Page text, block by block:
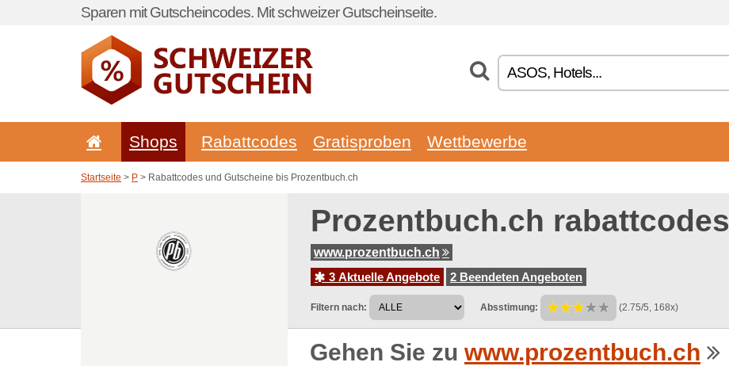
Sparen mit Gutscheincodes. Mit schweizer Gutscheinseite.
Shops Rabattcodes Gratisproben Wettbewerbe
Startseite > P > Rabattcodes und Gutscheine bis Prozentbuch.ch
Prozentbuch.ch rabattcodes
www.prozentbuch.ch
3 Aktuelle Angebote
2 Beendeten Angeboten
Filtern nach: Absstimung: (2.75/5, 168x)
Gehen Sie zu www.prozentbuch.ch